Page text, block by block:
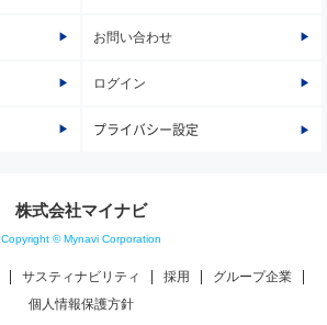
お問い合わせ
ログイン
プライバシー設定
株式会社マイナビ
Copyright © Mynavi Corporation
サスティナビリティ 採用
グループ企業
個人情報保護方針